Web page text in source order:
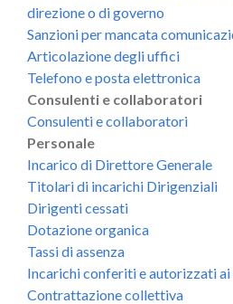
direzione o di governo
Sanzioni per mancata
Articolazione degli uffici
Telefono e posta elettronica
Consulenti e collaboratori
Consulenti e collaboratori
Personale
Incarico di Direttore Generale
Titolari di incarichi Dirigenziali
Dirigenti cessati
Dotazione organica
Tassi di assenza
Incarichi conferiti e autorizzati
Contrattazione collettiva